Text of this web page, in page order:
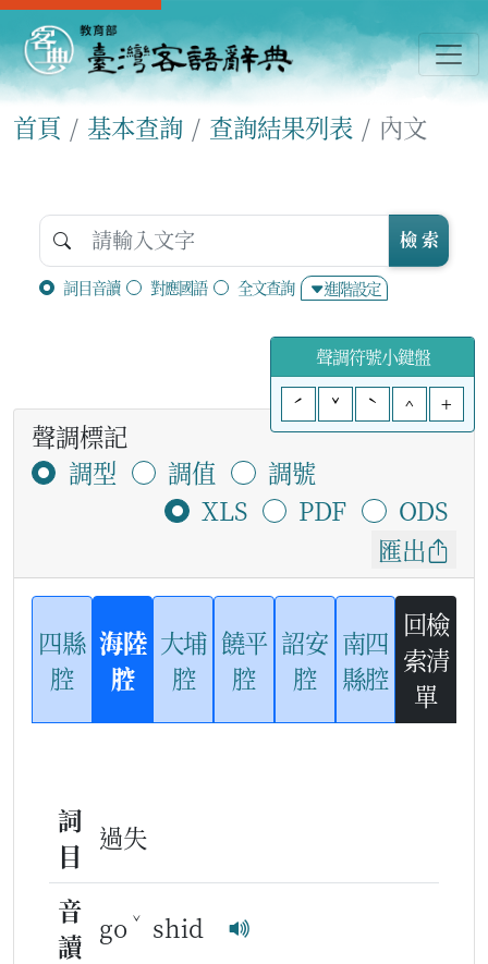
首頁 基本查詢 查詢結果列表 內文
詞目音讀 對應國語 全文查詢 進階設定
檢 索
聲調符號小鍵盤
ˊ
ˇ ˋ ^ +
聲調標記
調型
調值
調號
XLS
PDF
ODS
匯出
四縣
腔
海陸
腔
大埔
腔
饒平
腔
詔安
腔
南四
縣腔
回檢
索清
單
詞
目
過失
音
讀
go ˇ shid